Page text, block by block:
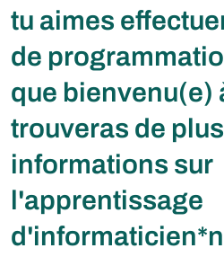
tu aimes
de
que bienvenu(e)
trouveras de
informations sur
l'apprentissage